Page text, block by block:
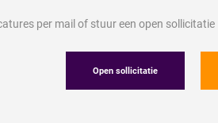
per mail of stuur een open sollicitatie
Open sollicitatie